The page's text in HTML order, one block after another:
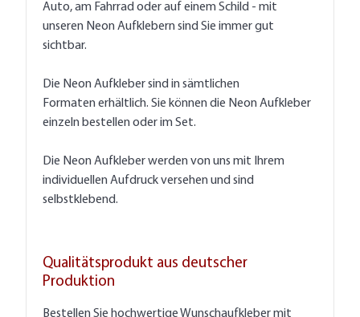
Auto, am Fahrrad oder auf einem Schild - mit
unseren Neon Aufklebern sind Sie immer gut
sichtbar.
Die Neon Aufkleber sind in sämtlichen
Formaten erhältlich. Sie können die Neon Aufkleber
einzeln bestellen oder im Set.
Die Neon Aufkleber werden von uns mit Ihrem
individuellen Aufdruck versehen und sind
selbstklebend.
Qualitätsprodukt aus deutscher
Produktion
Bestellen Sie hochwertige Wunschaufkleber mit